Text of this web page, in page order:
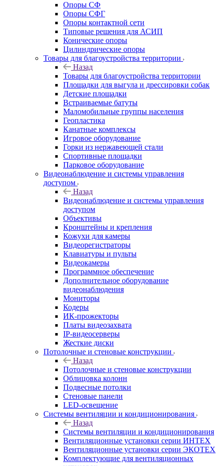
Опоры СФ
Опоры СФГ
Опоры контактной сети
Типовые решения для АСИП
Конические опоры
Цилиндрические опоры
Товары для благоустройства территории
Назад
Товары для благоустройства территории
Площадки для выгула и дрессировки собак
Детские площадки
Встраиваемые батуты
Маломобильные группы населения
Геопластика
Канатные комплексы
Игровое оборудование
Горки из нержавеющей стали
Спортивные площадки
Парковое оборудование
Видеонаблюдение и системы управления
доступом
Назад
Видеонаблюдение и системы управления
доступом
Объективы
Кронштейны и крепления
Кожухи для камеры
Видеорегистраторы
Клавиатуры и пульты
Видеокамеры
Программное обеспечение
Дополнительное оборудование
видеонаблюдения
Мониторы
Кодеры
ИК-прожекторы
Платы видеозахвата
IP-видеосерверы
Жесткие диски
Потолочные и стеновые конструкции
Назад
Потолочные и стеновые конструкции
Облицовка колонн
Подвесные потолки
Стеновые панели
LED-освещение
Системы вентиляции и кондиционирования
Назад
Системы вентиляции и кондиционирования
Вентиляционные установки серии ИНТЕХ
Вентиляционные установки серии ЭКОТЕХ
Комплектующие для вентиляционных